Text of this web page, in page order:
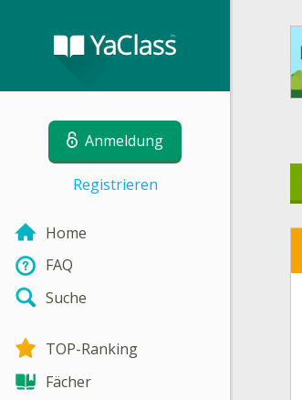
Anmeldung
Registrieren
Home
FAQ
Suche
TOP-Ranking
Fächer